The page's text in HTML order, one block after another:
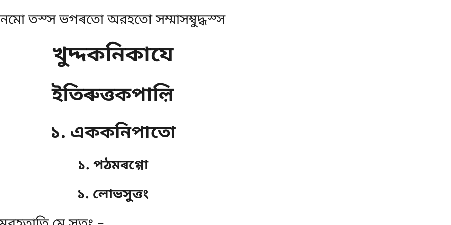
নমো তস্স ভগৰতো অরহতো সম্মাসম্বুদ্ধস্স
খুদ্দকনিকাযে
ইতিৰুত্তকপাল়ি
১. এককনিপাতো
১. পঠমৰগ্গো
১. লোভসুত্তং